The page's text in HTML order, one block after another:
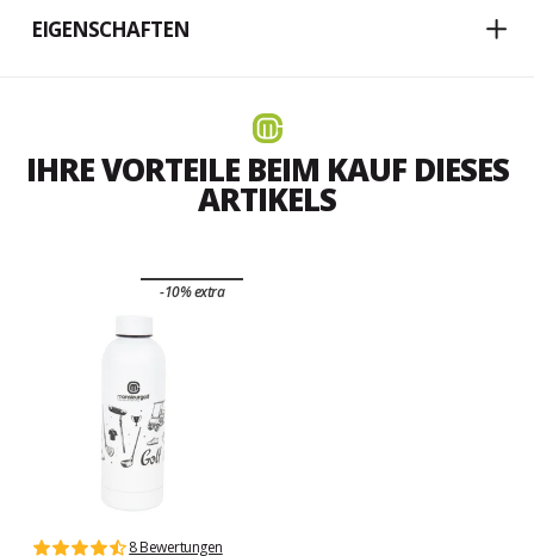
EIGENSCHAFTEN
IHRE VORTEILE BEIM KAUF DIESES
ARTIKELS
-10% extra
8 Bewertungen